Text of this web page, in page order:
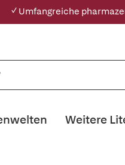
✓ Umfangreiche
Weitere